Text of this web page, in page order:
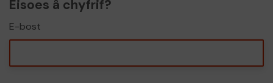
Eisoes â chyfrif?
E-bost